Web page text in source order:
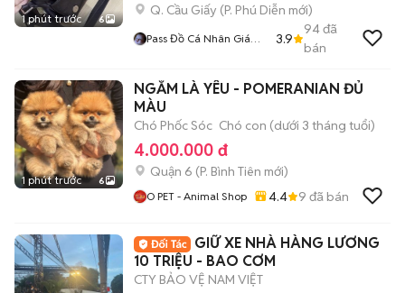
1 phút trước 6
Q. Cầu Giấy (P. Phú Diễn mới)
Pass Đồ Cá Nhân Giá
3.9
94đã
bán
1 phút trước 6
NGẮM LÀ YÊU - POMERANIAN ĐỦ
MÀU
Chó Phốc Sóc Chó con (dưới 3 tháng tuổi)
4.000.000 đ
Quận 6 (P. Bình Tiên mới)
O PET - Animal Shop 4.4 9 đã bán
GIỮ XE NHÀ HÀNG LƯƠNG
10 TRIỆU - BAO CƠM
CTY BẢO VỆ NAM VIỆT